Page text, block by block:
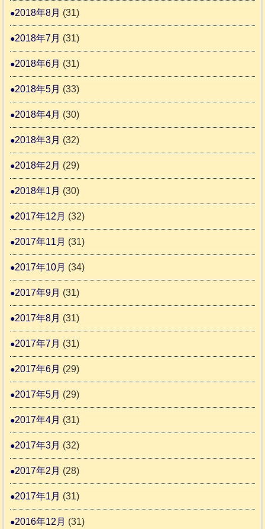
2018年8月 (31)
2018年7月 (31)
2018年6月 (31)
2018年5月 (33)
2018年4月 (30)
2018年3月 (32)
2018年2月 (29)
2018年1月 (30)
2017年12月 (32)
2017年11月 (31)
2017年10月 (34)
2017年9月 (31)
2017年8月 (31)
2017年7月 (31)
2017年6月 (29)
2017年5月 (29)
2017年4月 (31)
2017年3月 (32)
2017年2月 (28)
2017年1月 (31)
2016年12月 (31)